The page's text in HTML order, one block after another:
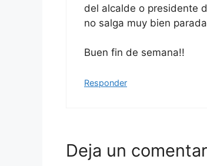
del alcalde o presidente
no salga muy bien
Buen fin de semana!!
Responder
Deja un